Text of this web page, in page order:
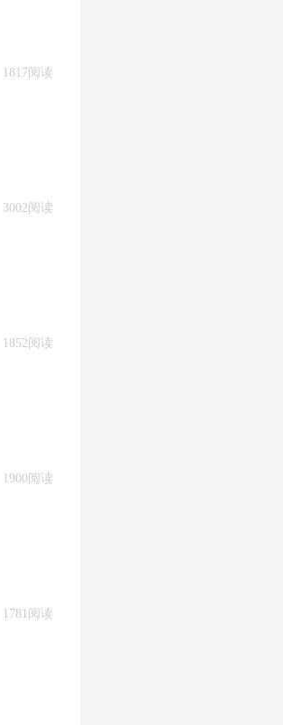
1817阅读
3002阅读
1852阅读
1900阅读
1781阅读